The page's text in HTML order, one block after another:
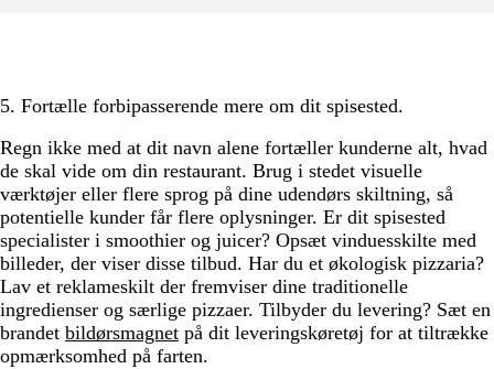
5. Fortælle forbipasserende mere om dit spisested.
Regn ikke med at dit navn alene fortæller kunderne alt, hvad
de skal vide om din restaurant. Brug i stedet visuelle
værktøjer eller flere sprog på dine udendørs skiltning, så
potentielle kunder får flere oplysninger. Er dit spisested
specialister i smoothier og juicer? Opsæt vinduesskilte med
billeder, der viser disse tilbud. Har du et økologisk pizzaria?
Lav et reklameskilt der fremviser dine traditionelle
ingredienser og særlige pizzaer. Tilbyder du levering? Sæt en
brandet bildørsmagnet på dit leveringskøretøj for at tiltrække
opmærksomhed på farten.